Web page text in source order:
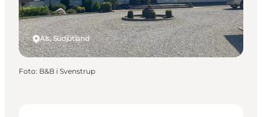
Als, Südjütland
Foto: B&B i Svenstrup